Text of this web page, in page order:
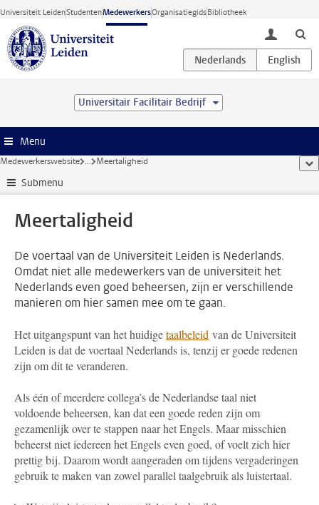
Ga direct naar de inhoud
Universiteit LeidenStudentenMedewerkersOrganisatiegidsBibliotheek
toggle
Universitair Facilitair Bedrijf
Menu
Medewerkerswebsite ... Meertaligheid
Submenu
Meertaligheid
De voertaal van de Universiteit Leiden is Nederlands.
Omdat niet alle medewerkers van de universiteit het
Nederlands even goed beheersen, zijn er verschillende
manieren om hier samen mee om te gaan.
Het uitgangspunt van het huidigetaalbeleid van de Universiteit
Leiden is dat de voertaal Nederlands is, tenzij er goede redenen
zijn om dit te veranderen.
Als één of meerdere collega’s de Nederlandse taal niet
voldoende beheersen, kan dat een goede reden zijn om
gezamenlijk over te stappen naar het Engels. Maar misschien
beheerst niet iedereen het Engels even goed, of voelt zich hier
prettig bij. Daarom wordt aangeraden om tijdens vergaderingen
gebruik te maken van zowel parallel taalgebruik als luistertaal.